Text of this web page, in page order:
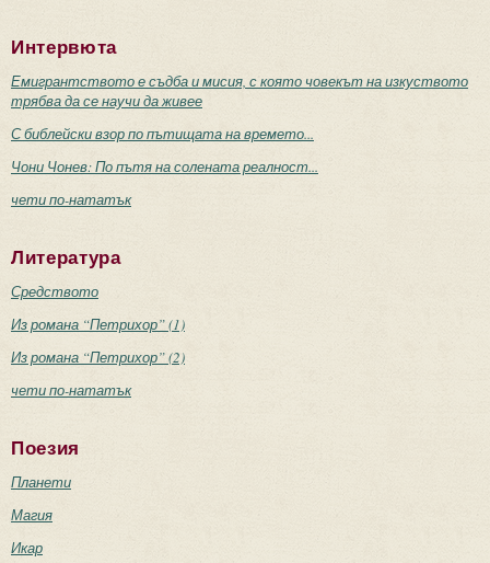
Интервюта
Емигрантството е съдба и мисия, с която човекът на изкуството
трябва да се научи да живее
С библейски взор по пътищата на времето...
Чони Чонев: По пътя на солената реалност...
чети по-нататък
Литература
Средството
Из романа “Петрихор” (1)
Из романа “Петрихор” (2)
чети по-нататък
Поезия
Планети
Магия
Икар